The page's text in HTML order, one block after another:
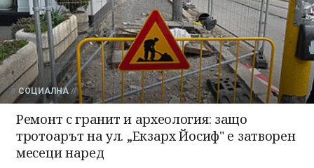
СОЦИАЛНА
Ремонт с гранит и археология: защо
тротоарът на ул. „Екзарх Йосиф" е затворен
месеци наред